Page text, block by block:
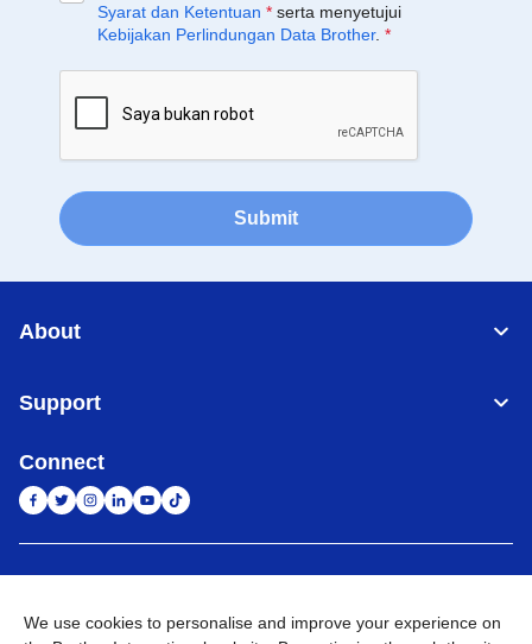
Syarat dan Ketentuan * serta menyetujui
Kebijakan Perlindungan Data Brother. *
Submit
About
Support
Connect
Privacy Policy Ketentuan Penggunaan Site Map Kunjungi Situs Global
We use cookies to personalise and improve your experience on